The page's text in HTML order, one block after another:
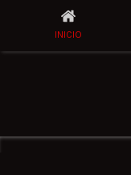
INICIO